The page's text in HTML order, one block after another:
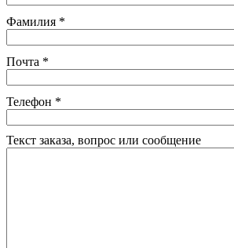
Фамилия *
Почта *
Телефон *
Текст заказа, вопрос или сообщение